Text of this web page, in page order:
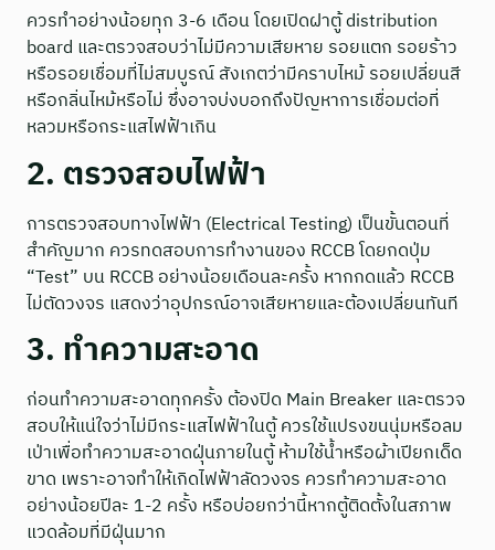
ควรทำอย่างน้อยทุก 3-6 เดือน โดยเปิดฝาตู้ distribution
board และตรวจสอบว่าไม่มีความเสียหาย รอยแตก รอยร้าว
หรือรอยเชื่อมที่ไม่สมบูรณ์ สังเกตว่ามีคราบไหม้ รอยเปลี่ยนสี
หรือกลิ่นไหม้หรือไม่ ซึ่งอาจบ่งบอกถึงปัญหาการเชื่อมต่อที่
หลวมหรือกระแสไฟฟ้าเกิน
2. ตรวจสอบไฟฟ้า
การตรวจสอบทางไฟฟ้า (Electrical Testing) เป็นขั้นตอนที่
สำคัญมาก ควรทดสอบการทำงานของ RCCB โดยกดปุ่ม
“Test” บน RCCB อย่างน้อยเดือนละครั้ง หากกดแล้ว RCCB
ไม่ตัดวงจร แสดงว่าอุปกรณ์อาจเสียหายและต้องเปลี่ยนทันที
3. ทำความสะอาด
ก่อนทำความสะอาดทุกครั้ง ต้องปิด Main Breaker และตรวจ
สอบให้แน่ใจว่าไม่มีกระแสไฟฟ้าในตู้ ควรใช้แปรงขนนุ่มหรือลม
เป่าเพื่อทำความสะอาดฝุ่นภายในตู้ ห้ามใช้น้ำหรือผ้าเปียกเด็ด
ขาด เพราะอาจทำให้เกิดไฟฟ้าลัดวงจร ควรทำความสะอาด
อย่างน้อยปีละ 1-2 ครั้ง หรือบ่อยกว่านี้หากตู้ติดตั้งในสภาพ
แวดล้อมที่มีฝุ่นมาก